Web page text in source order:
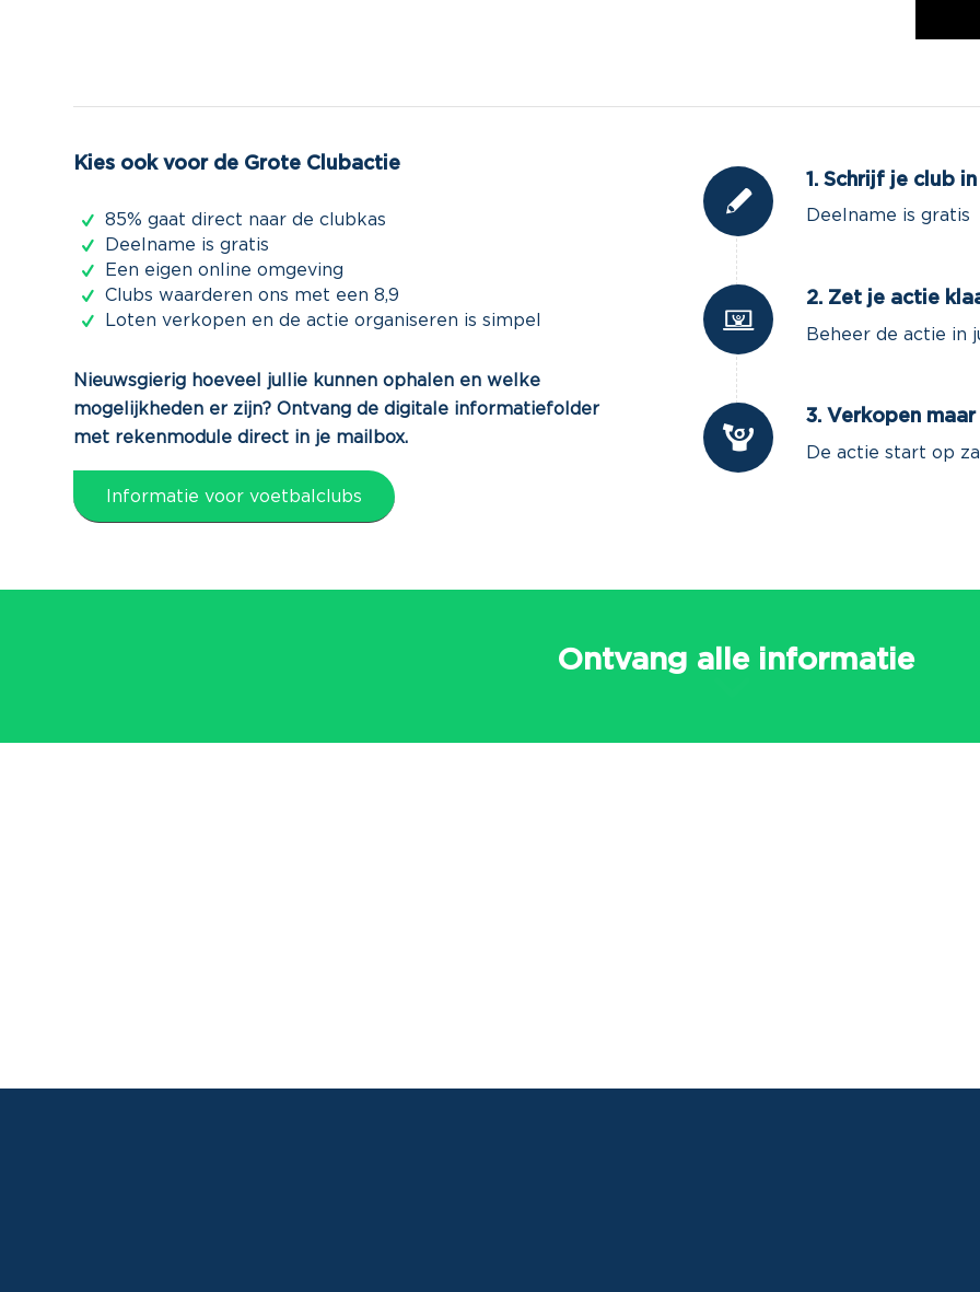
Kies ook voor de Grote Clubactie
85% gaat direct naar de clubkas
Deelname is gratis
Een eigen online omgeving
Clubs waarderen ons met een 8,9
Loten verkopen en de actie organiseren is simpel
Nieuwsgierig hoeveel jullie kunnen ophalen en welke
mogelijkheden er zijn? Ontvang de digitale informatiefolder
met rekenmodule direct in je mailbox.
Informatie voor voetbalclubs
1. Schrijf je club in
Deelname is gratis
2. Zet je actie
Beheer de actie in
3. Verkopen maar
De actie start op
Ontvang alle informatie